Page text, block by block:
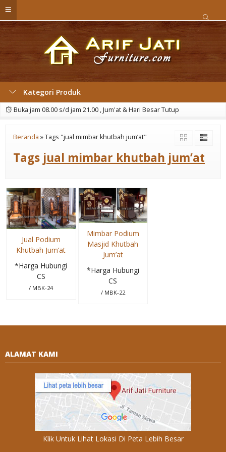
Kategori Produk
Buka jam 08.00 s/d jam 21.00 , Jum'at & Hari Besar Tutup
Beranda »Tags "jual mimbar khutbah jum’at"
Tags jual mimbar khutbah jum’at
Jual Podium
Khutbah Jum’at
*Harga Hubungi
CS
/ MBK-24
Mimbar Podium
Masjid Khutbah
Jum’at
*Harga Hubungi
CS
/ MBK-22
ALAMAT KAMI
Klik Untuk Lihat Lokasi Di Peta Lebih Besar